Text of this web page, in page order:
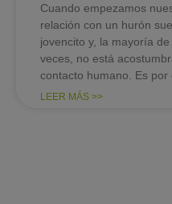
Cuando empezamos
relación con un hurón
jovencito y, la mayoría de
veces, no está
contacto humano. Es por
LEER MÁS >>